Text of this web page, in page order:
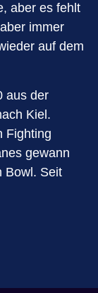
aber es fehlt
immer
auf dem
aus der
Kiel.
Fighting
gewann
Bowl. Seit